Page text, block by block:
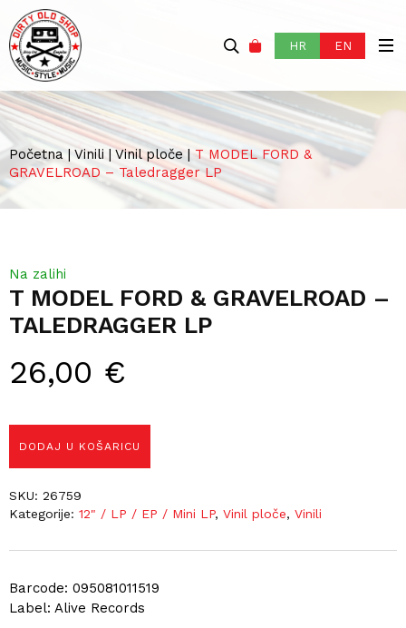
HR EN
Početna | Vinili | Vinil ploče|T MODEL FORD &
GRAVELROAD – Taledragger LP
T MODEL FORD & GRAVELROAD –
TALEDRAGGER LP
26,00 €
Barcode: 095081011519
Label: Alive Records
Na zalihi
DODAJ U KOŠARICU
SKU: 26759
Kategorije: 12" / LP / EP / Mini LP, Vinil ploče, Vinili